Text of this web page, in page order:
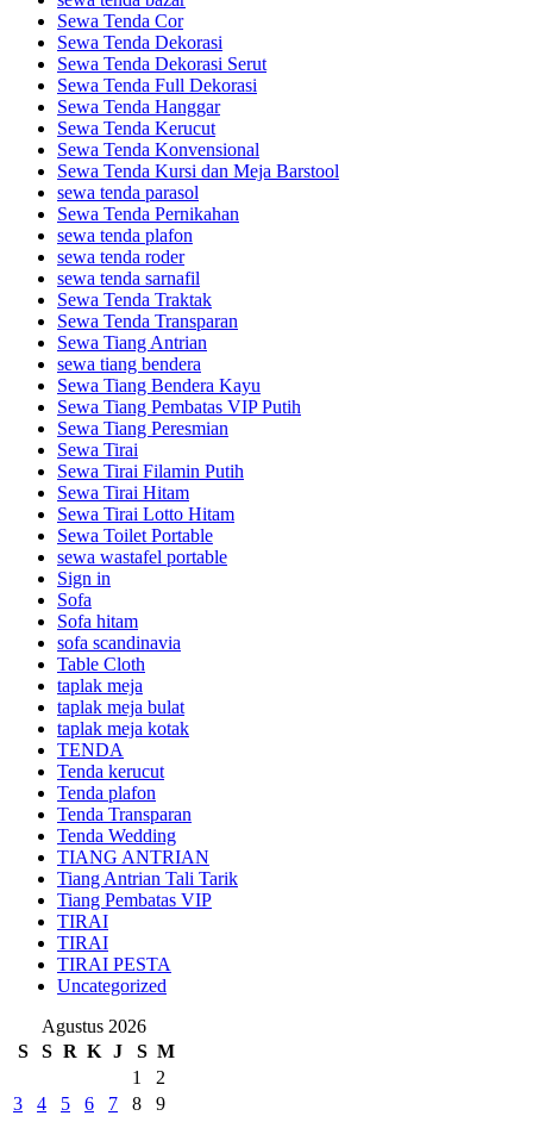
Sewa Tenda Cor
Sewa Tenda Dekorasi
Sewa Tenda Dekorasi Serut
Sewa Tenda Full Dekorasi
Sewa Tenda Hanggar
Sewa Tenda Kerucut
Sewa Tenda Konvensional
Sewa Tenda Kursi dan Meja Barstool
sewa tenda parasol
Sewa Tenda Pernikahan
sewa tenda plafon
sewa tenda roder
sewa tenda sarnafil
Sewa Tenda Traktak
Sewa Tenda Transparan
Sewa Tiang Antrian
sewa tiang bendera
Sewa Tiang Bendera Kayu
Sewa Tiang Pembatas VIP Putih
Sewa Tiang Peresmian
Sewa Tirai
Sewa Tirai Filamin Putih
Sewa Tirai Hitam
Sewa Tirai Lotto Hitam
Sewa Toilet Portable
sewa wastafel portable
Sign in
Sofa
Sofa hitam
sofa scandinavia
Table Cloth
taplak meja
taplak meja bulat
taplak meja kotak
TENDA
Tenda kerucut
Tenda plafon
Tenda Transparan
Tenda Wedding
TIANG ANTRIAN
Tiang Antrian Tali Tarik
Tiang Pembatas VIP
TIRAI
TIRAI
TIRAI PESTA
Uncategorized
Agustus 2026
S
S R K J S M
1
2
3
4 5 6 7 8
9